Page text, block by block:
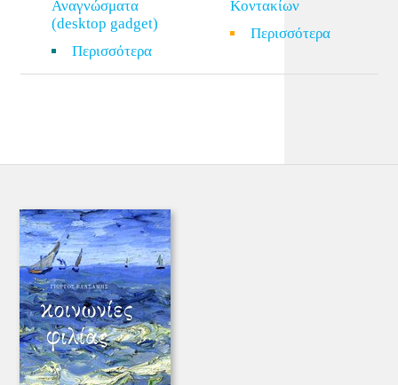
Αναγνώσματα
(desktop gadget)
Περισσότερα
Κοντακίων
Περισσότερα